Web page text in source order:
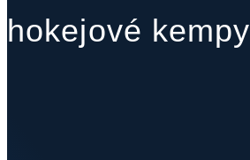
hokejové kempy